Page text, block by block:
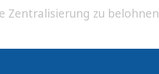
Zentralisierung zu belohnen